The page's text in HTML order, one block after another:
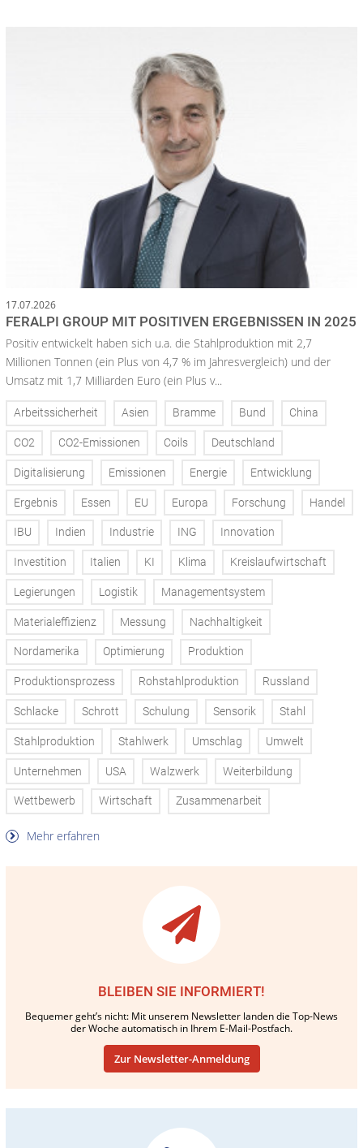
17.07.2026
FERALPI GROUP MIT POSITIVEN ERGEBNISSEN IN 2025
Positiv entwickelt haben sich u.a. die Stahlproduktion mit 2,7
Millionen Tonnen (ein Plus von 4,7 % im Jahresvergleich) und der
Umsatz mit 1,7 Milliarden Euro (ein Plus v...
Arbeitssicherheit Asien Bramme Bund China
CO2 CO2-Emissionen Coils Deutschland
Digitalisierung Emissionen Energie Entwicklung
Ergebnis Essen EU Europa Forschung Handel
IBU Indien Industrie ING Innovation
Investition Italien KI Klima Kreislaufwirtschaft
Legierungen Logistik Managementsystem
Materialeffizienz Messung Nachhaltigkeit
Nordamerika Optimierung Produktion
Produktionsprozess Rohstahlproduktion Russland
Schlacke Schrott Schulung Sensorik Stahl
Stahlproduktion Stahlwerk Umschlag Umwelt
Unternehmen USA Walzwerk Weiterbildung
Wettbewerb Wirtschaft Zusammenarbeit
Mehr erfahren
BLEIBEN SIE INFORMIERT!
Bequemer geht’s nicht: Mit unserem Newsletter landen die Top-News
der Woche automatisch in Ihrem E-Mail-Postfach.
Zur Newsletter-Anmeldung